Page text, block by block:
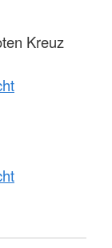
Kreuz